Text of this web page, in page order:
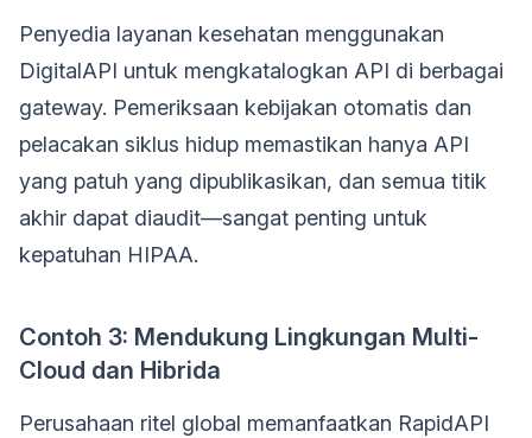
Penyedia layanan kesehatan menggunakan
DigitalAPI untuk mengkatalogkan API di berbagai
gateway. Pemeriksaan kebijakan otomatis dan
pelacakan siklus hidup memastikan hanya API
yang patuh yang dipublikasikan, dan semua titik
akhir dapat diaudit—sangat penting untuk
kepatuhan HIPAA.
Contoh 3: Mendukung Lingkungan Multi-
Cloud dan Hibrida
Perusahaan ritel global memanfaatkan RapidAPI